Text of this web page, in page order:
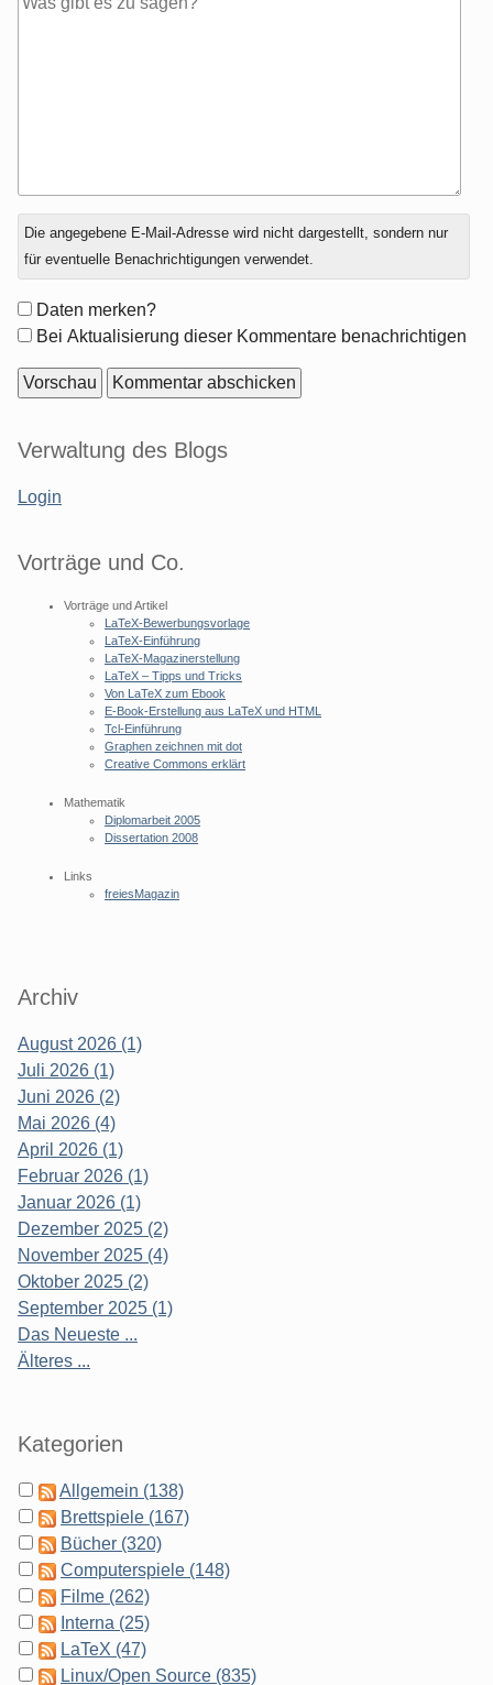
Antwort
zu
Die angegebene E-Mail-Adresse wird nicht dargestellt, sondern nur
für eventuelle Benachrichtigungen verwendet.
Formular-
Optionen
Daten merken?
Bei Aktualisierung dieser Kommentare benachrichtigen
Seitenleiste
Verwaltung des Blogs
Login
Vorträge und Co.
Vorträge und Artikel
LaTeX-Bewerbungsvorlage
LaTeX-Einführung
LaTeX-Magazinerstellung
LaTeX – Tipps und Tricks
Von LaTeX zum Ebook
E-Book-Erstellung aus LaTeX und HTML
Tcl-Einführung
Graphen zeichnen mit dot
Creative Commons erklärt
Mathematik
Diplomarbeit 2005
Dissertation 2008
Links
freiesMagazin
Archiv
August 2026 (1)
Juli 2026 (1)
Juni 2026 (2)
Mai 2026 (4)
April 2026 (1)
Februar 2026 (1)
Januar 2026 (1)
Dezember 2025 (2)
November 2025 (4)
Oktober 2025 (2)
September 2025 (1)
Das Neueste ...
Älteres ...
Kategorien
Allgemein (138)
Brettspiele (167)
Bücher (320)
Computerspiele (148)
Filme (262)
Interna (25)
LaTeX (47)
Linux/Open Source (835)